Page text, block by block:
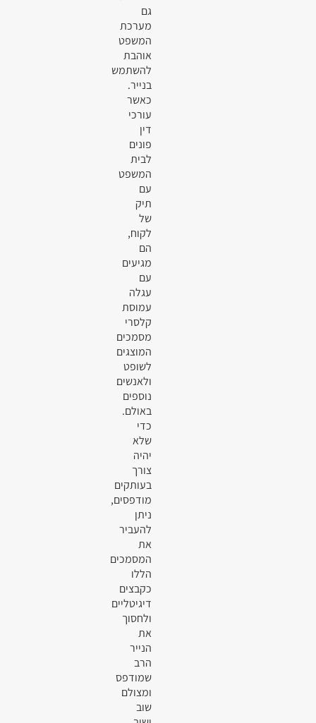
גם
מערכת
המשפט
אוהבת
להשתמש
בנייר.
כאשר
עורכי
דין
פונים
לבית
המשפט
עם
תיק
של
לקוח,
הם
מגיעים
עם
עגלה
עמוסת
קלסרי
מסמכים
המוצגים
לשופט
ולאנשים
נוספים
באולם.
כדי
שלא
יהיה
צורך
בעותקים
מודפסים,
ניתן
להעביר
את
המסמכים
הללו
כקבצים
דיגיטליים
ולחסוך
את
הנייר
הרב
שמודפס
ומצולם
שוב